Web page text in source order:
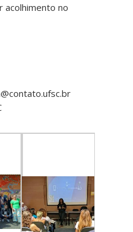
acolhimento no